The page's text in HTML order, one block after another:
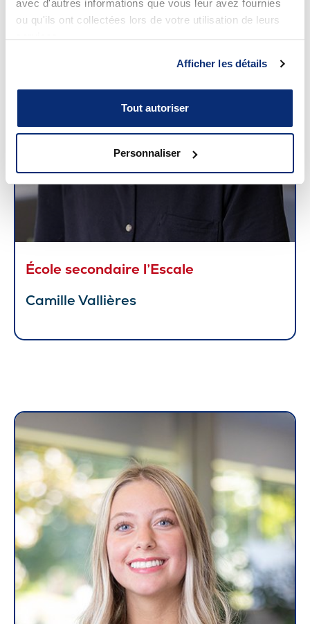
avec d'autres informations que vous leur avez fournies
ou qu'ils ont collectées lors de votre utilisation de leurs
Afficher les détails
Tout autoriser
Personnaliser
École secondaire l’Escale
Camille Vallières